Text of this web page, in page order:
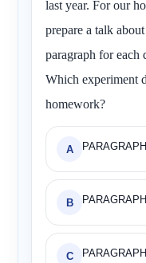
last year. For our
prepare a talk
paragraph for each
Which experiment
homework?
A
B
C